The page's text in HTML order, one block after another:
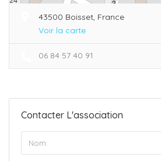
43500 Boisset, France
Voir la carte
06 84 57 40 91
Contacter L'association